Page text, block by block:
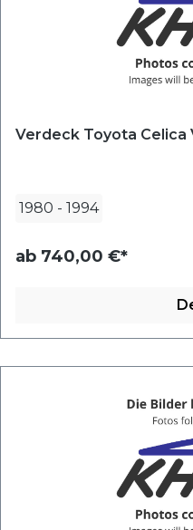
Verdeck Toyota Celica
1980 - 1994
ab 740,00 €*